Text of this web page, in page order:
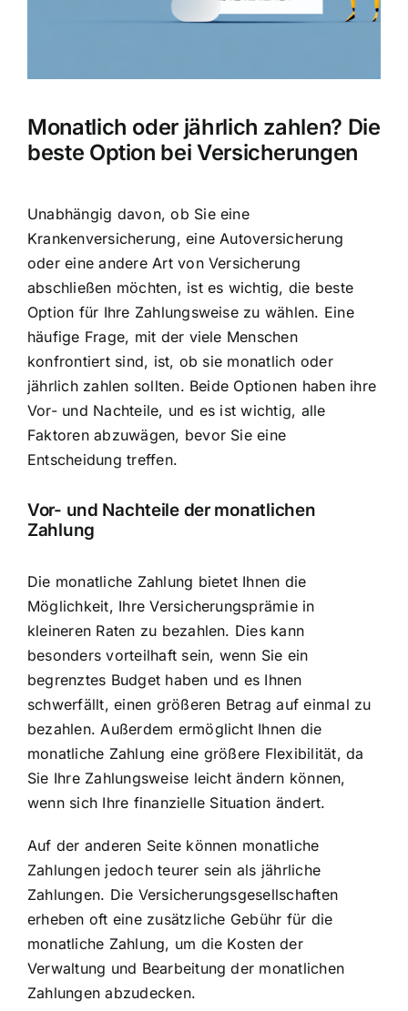
Weitere Tarifvergleiche
Monatlich oder jährlich zahlen? Die
beste Option bei Versicherungen
Unabhängig davon, ob Sie eine
Krankenversicherung, eine Autoversicherung
oder eine andere Art von Versicherung
abschließen möchten, ist es wichtig, die beste
Option für Ihre Zahlungsweise zu wählen. Eine
häufige Frage, mit der viele Menschen
konfrontiert sind, ist, ob sie monatlich oder
jährlich zahlen sollten. Beide Optionen haben ihre
Vor- und Nachteile, und es ist wichtig, alle
Faktoren abzuwägen, bevor Sie eine
Entscheidung treffen.
Vor- und Nachteile der monatlichen
Zahlung
Die monatliche Zahlung bietet Ihnen die
Möglichkeit, IhreVersicherungsprämie in
kleineren Raten zu bezahlen. Dies kann
besonders vorteilhaft sein, wenn Sie ein
begrenztes Budget haben und es Ihnen
schwerfällt, einen größeren Betrag auf einmal zu
bezahlen. Außerdem ermöglicht Ihnen die
monatliche Zahlung eine größere Flexibilität, da
Sie Ihre Zahlungsweise leicht ändern können,
wenn sich Ihre finanzielle Situation ändert.
Auf der anderen Seite können monatliche
Zahlungen jedoch teurer sein als jährliche
Zahlungen. Die Versicherungsgesellschaften
erheben oft eine zusätzliche Gebühr für die
monatliche Zahlung, um die Kosten der
Verwaltung und Bearbeitung der monatlichen
Zahlungen abzudecken.